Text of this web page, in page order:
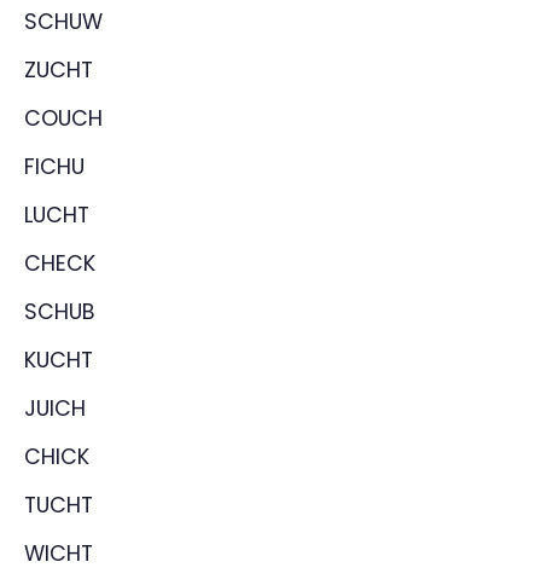
SCHUW
ZUCHT
COUCH
FICHU
LUCHT
CHECK
SCHUB
KUCHT
JUICH
CHICK
TUCHT
WICHT